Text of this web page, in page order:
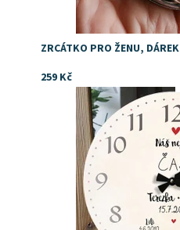
ZRCÁTKO PRO ŽENU, DÁREK
259 Kč
Dostupnost:
Skladem
Značka:
DejDar